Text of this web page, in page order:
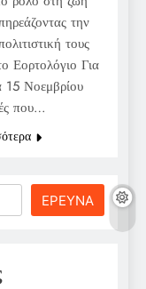
την
τους
Εορτολόγιο Για
15 Νοεμβρίου
που…
ΕΡΕΥΝΑ